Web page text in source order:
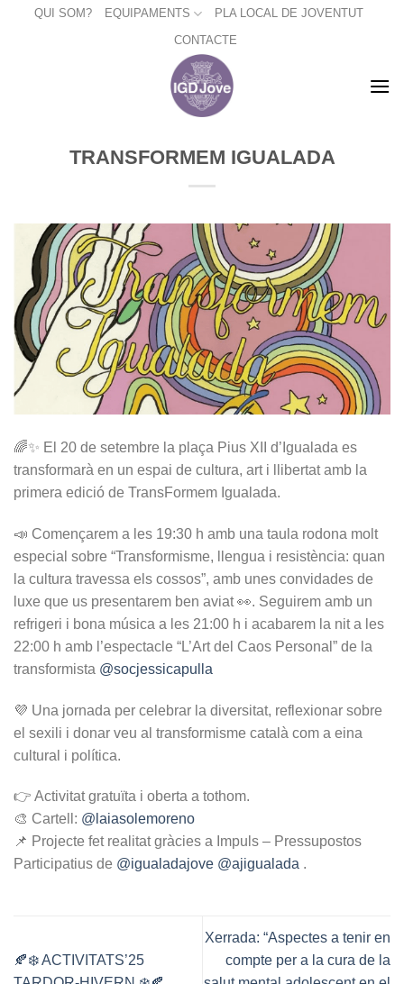
QUI SOM? EQUIPAMENTS
PLA LOCAL DE JOVENTUT
CONTACTE
TRANSFORMEM IGUALADA
🌈✨ El 20 de setembre la plaça Pius XII d’Igualada es
transformarà en un espai de cultura, art i llibertat amb la
primera edició de TransFormem Igualada.
📣 Començarem a les 19:30 h amb una taula rodona molt
especial sobre “Transformisme, llengua i resistència: quan
la cultura travessa els cossos”, amb unes convidades de
luxe que us presentarem ben aviat 👀. Seguirem amb un
refrigeri i bona música a les 21:00 h i acabarem la nit a les
22:00 h amb l’espectacle “L’Art del Caos Personal” de la
transformista @socjessicapulla
💜 Una jornada per celebrar la diversitat, reflexionar sobre
el sexili i donar veu al transformisme català com a eina
cultural i política.
👉 Activitat gratuïta i oberta a tothom.
🎨 Cartell: @laiasolemoreno
📌 Projecte fet realitat gràcies a Impuls – Pressupostos
Participatius de @igualadajove @ajigualada .
🍂❄️ ACTIVITATS’25
Xerrada: “Aspectes a tenir en
compte per a la cura de la